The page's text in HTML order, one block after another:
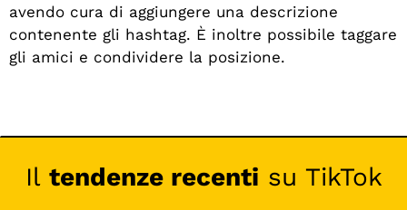
avendo cura di aggiungere una descrizione
contenente gli hashtag. È inoltre possibile taggare
gli amici e condividere la posizione.
Il tendenze recenti su TikTok